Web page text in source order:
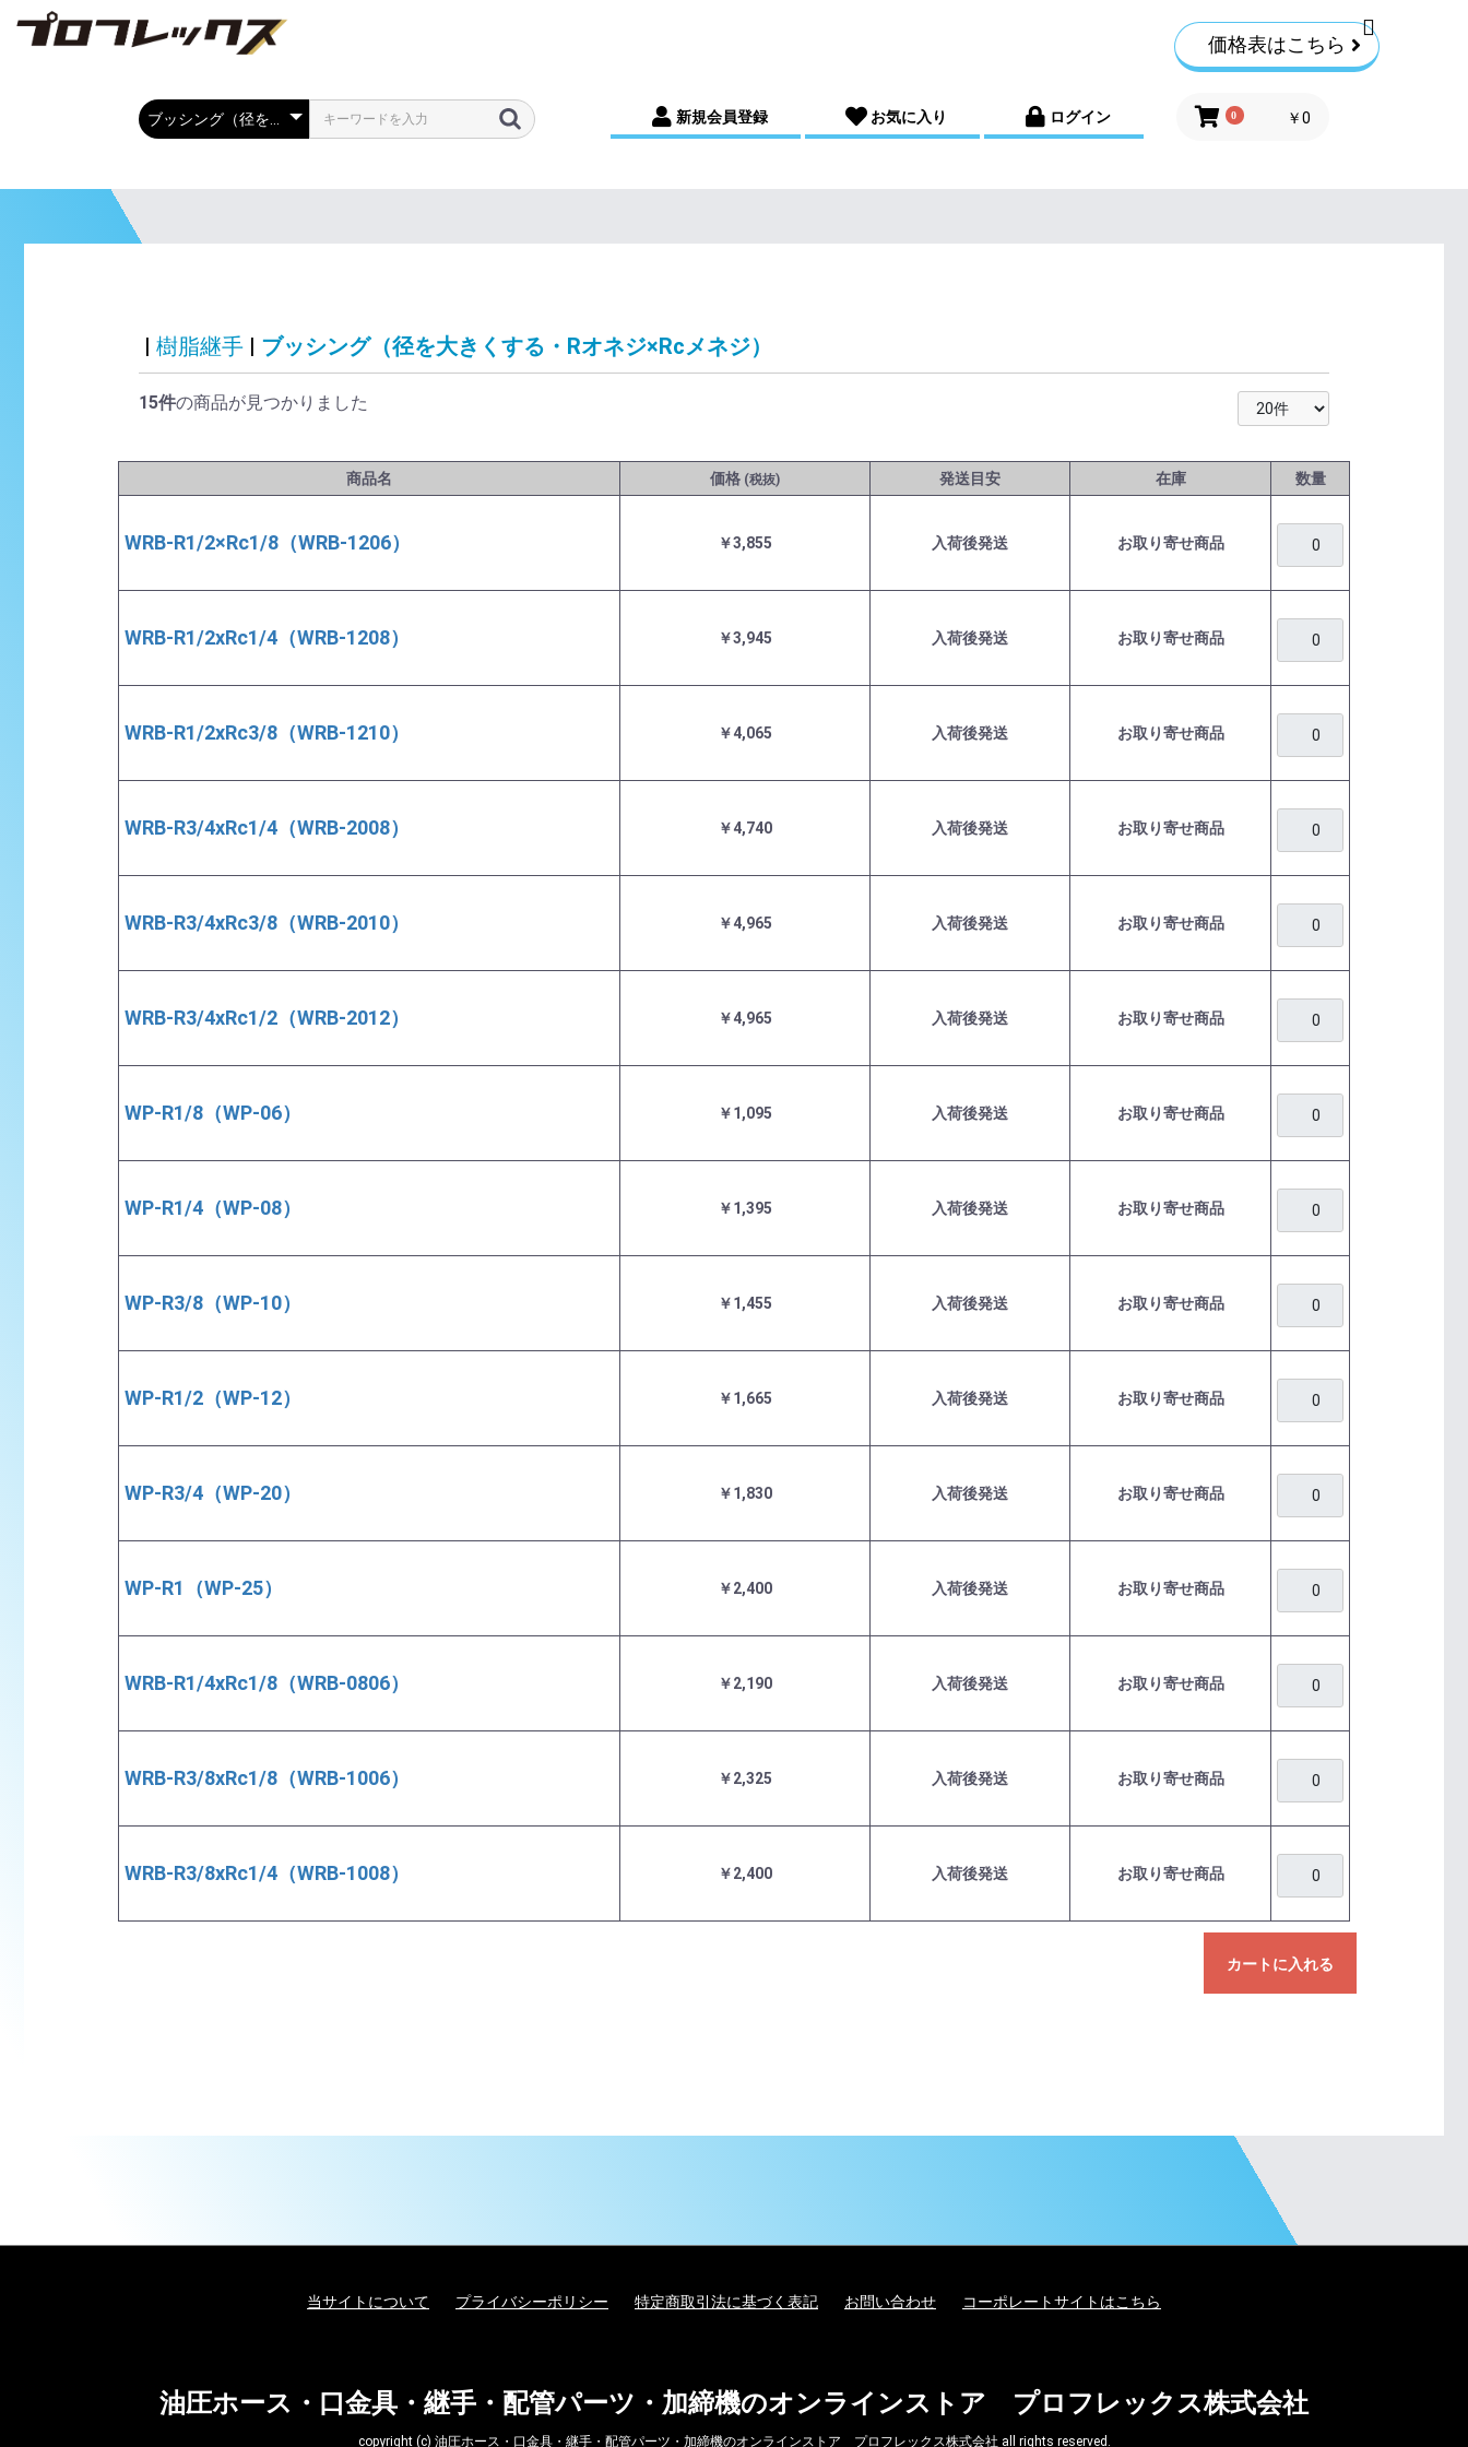
価格表はこちら
新規会員登録 お気に入り ログイン 0 ￥0
| 樹脂継手 | ブッシング（径を大きくする・Rオネジ×Rcメネジ）
15件の商品が見つかりました
商品名 価格 (税抜) 発送目安 在庫 数量
WRB-R1/2×Rc1/8（WRB-1206） ￥3,855 入荷後発送 お取り寄せ商品
WRB-R1/2xRc1/4（WRB-1208） ￥3,945 入荷後発送 お取り寄せ商品
WRB-R1/2xRc3/8（WRB-1210） ￥4,065 入荷後発送 お取り寄せ商品
WRB-R3/4xRc1/4（WRB-2008） ￥4,740 入荷後発送 お取り寄せ商品
WRB-R3/4xRc3/8（WRB-2010） ￥4,965 入荷後発送 お取り寄せ商品
WRB-R3/4xRc1/2（WRB-2012） ￥4,965 入荷後発送 お取り寄せ商品
WP-R1/8（WP-06） ￥1,095 入荷後発送 お取り寄せ商品
WP-R1/4（WP-08） ￥1,395 入荷後発送 お取り寄せ商品
WP-R3/8（WP-10） ￥1,455 入荷後発送 お取り寄せ商品
WP-R1/2（WP-12） ￥1,665 入荷後発送 お取り寄せ商品
WP-R3/4（WP-20） ￥1,830 入荷後発送 お取り寄せ商品
WP-R1（WP-25） ￥2,400 入荷後発送 お取り寄せ商品
WRB-R1/4xRc1/8（WRB-0806） ￥2,190 入荷後発送 お取り寄せ商品
WRB-R3/8xRc1/8（WRB-1006） ￥2,325 入荷後発送 お取り寄せ商品
WRB-R3/8xRc1/4（WRB-1008） ￥2,400 入荷後発送 お取り寄せ商品
カートに入れる
当サイトについて プライバシーポリシー 特定商取引法に基づく表記 お問い合わせ コーポレートサイトはこちら
油圧ホース・口金具・継手・配管パーツ・加締機のオンラインストア プロフレックス株式会社
copyright (c) 油圧ホース・口金具・継手・配管パーツ・加締機のオンラインストア プロフレックス株式会社 all rights reserved.